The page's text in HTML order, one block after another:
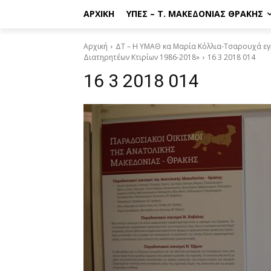
ΑΡΧΙΚΉ ΥΠΕΣ – Τ. ΜΑΚΕΔΟΝΊΑΣ ΘΡΆΚΗΣ
Αρχική
ΔΤ – Η ΥΜΑΘ κα Μαρία Κόλλια-Τσαρουχά
Διατηρητέων Κτιρίων 1986-2018»
16 3 2018 014
16 3 2018 014